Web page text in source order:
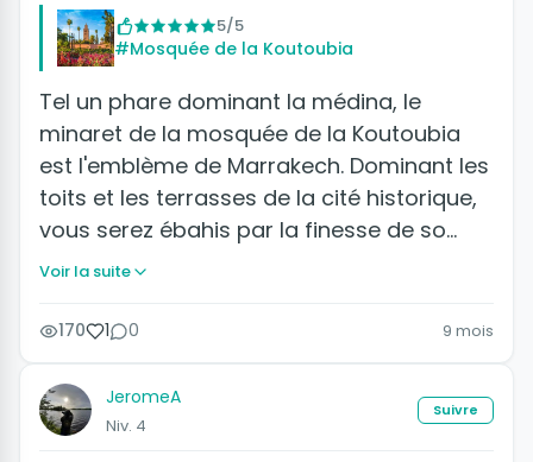
5/5
#Mosquée de la Koutoubia
Tel un phare dominant la médina, le
minaret de la mosquée de la Koutoubia
est l'emblème de Marrakech. Dominant les
toits et les terrasses de la cité historique,
vous serez ébahis par la finesse de so…
Voir la suite
170 1 0 9 mois
JeromeA
Niv. 4
Suivre